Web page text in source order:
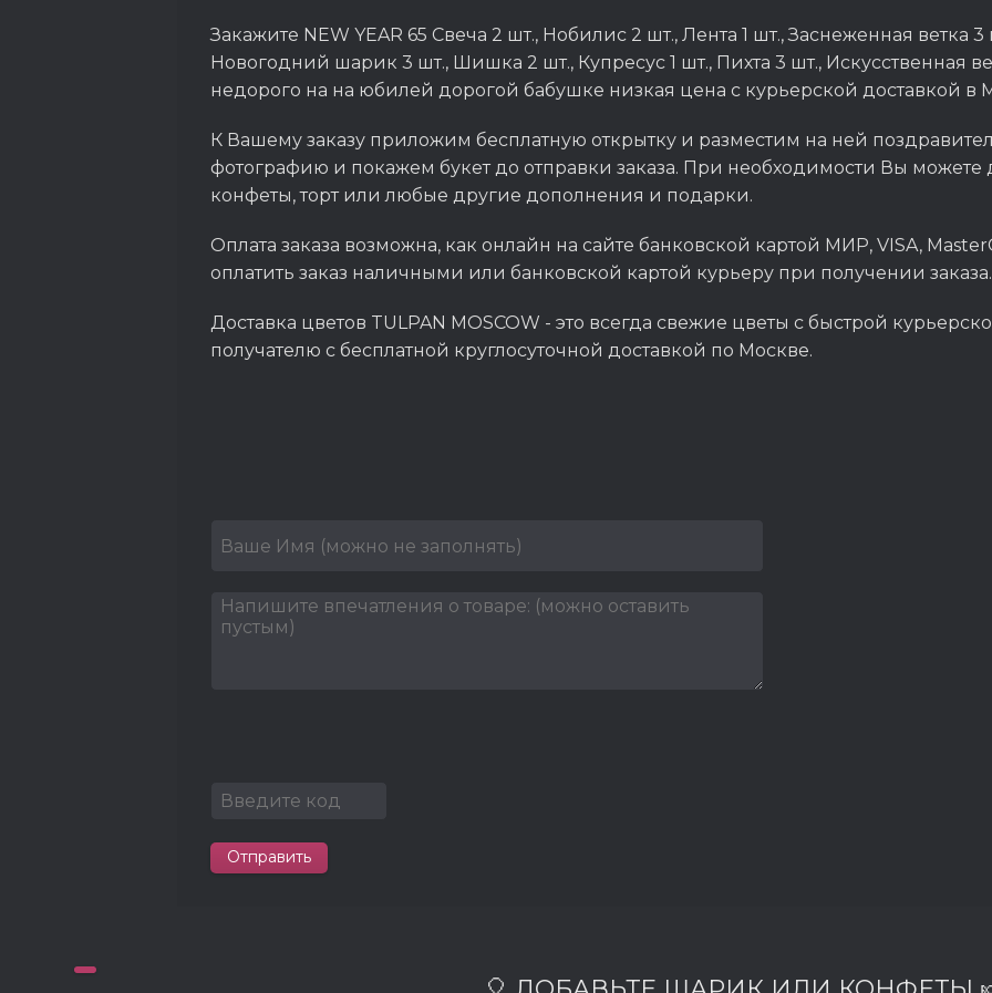
Закажите NEW YEAR 65 Свеча 2 шт., Нобилис 2 шт., Лента 1 шт., Заснеженная ветка
Новогодний шарик 3 шт., Шишка 2 шт., Купресус 1 шт., Пихта 3 шт., Искусственная
недорого на на юбилей дорогой бабушке низкая цена с курьерской доставкой в
К Вашему заказу приложим бесплатную открытку и разместим на ней
фотографию и покажем букет до отправки заказа. При необходимости Вы можете
конфеты, торт или любые другие дополнения и подарки.
Оплата заказа возможна, как онлайн на сайте банковской картой МИР, VISA,
оплатить заказ наличными или банковской картой курьеру при получении заказа.
Доставка цветов TULPAN MOSCOW - это всегда свежие цветы с быстрой
получателю с бесплатной круглосуточной доставкой по Москве.
Отправить